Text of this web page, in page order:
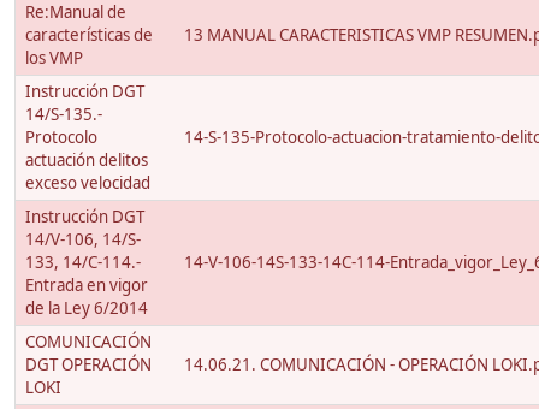
Re:Manual de
características de
los VMP
13 MANUAL CARACTERISTICAS VMP
Instrucción DGT
14/S-135.-
Protocolo
actuación delitos
exceso velocidad
14-S-135-Protocolo-actuacion-tratamiento-
Instrucción DGT
14/V-106, 14/S-
133, 14/C-114.-
Entrada en vigor
de la Ley 6/2014
14-V-106-14S-133-14C-114-
COMUNICACIÓN
DGT OPERACIÓN
LOKI
14.06.21. COMUNICACIÓN - OPERACIÓN